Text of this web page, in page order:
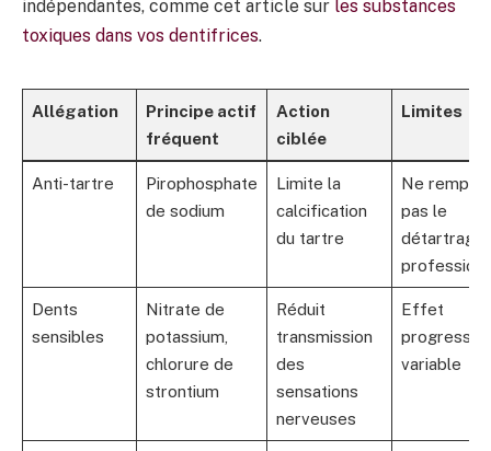
indépendantes, comme cet article sur les substances
toxiques dans vos dentifrices.
Allégation
Principe actif
fréquent
Action
ciblée
Limites
Anti-tartre
Pirophosphate
de sodium
Limite la
calcification
du tartre
Ne
pas le
détartrage
Dents
sensibles
Nitrate de
potassium,
chlorure de
strontium
Réduit
transmission
des
sensations
nerveuses
Effet
progressif
variable